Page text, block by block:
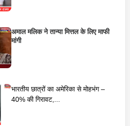
अमाल मलिक ने तान्या मित्तल के लिए माफी
मांगी
भारतीय छात्रों का अमेरिका से मोहभंग –
40% की गिरावट,...